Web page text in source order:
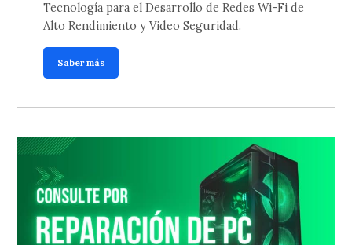
Tecnología para el Desarrollo de Redes Wi-Fi de
Alto Rendimiento y Video Seguridad.
Saber más